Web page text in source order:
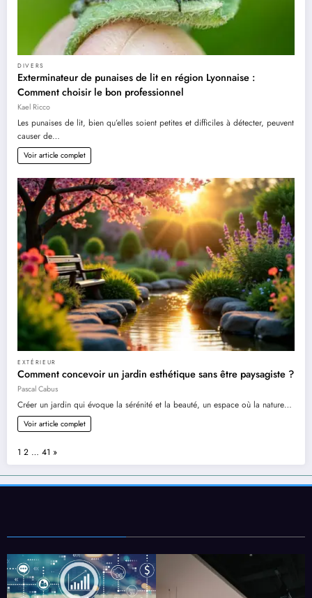
DIVERS
Exterminateur de punaises de lit en région Lyonnaise :
Comment choisir le bon professionnel
Kael Ricco
Les punaises de lit, bien qu’elles soient petites et difficiles à détecter, peuvent
causer de…
Voir article complet
EXTÉRIEUR
Comment concevoir un jardin esthétique sans être paysagiste ?
Pascal Cabus
Créer un jardin qui évoque la sérénité et la beauté, un espace où la nature…
Voir article complet
Page:
1 2 … 41 Next
»